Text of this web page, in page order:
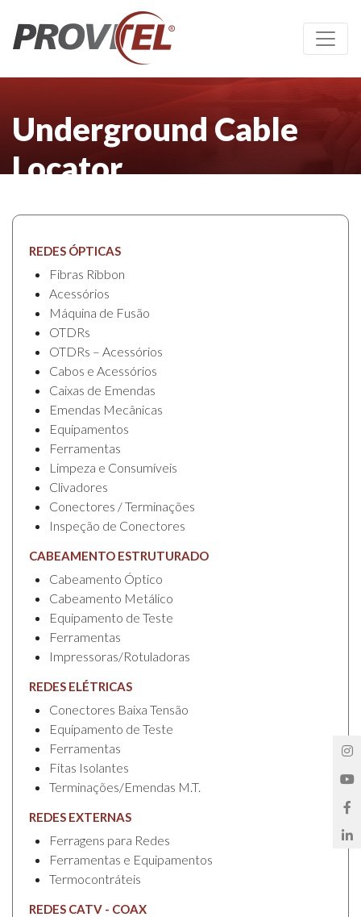
Underground Cable
Locator
REDES ÓPTICAS
Fibras Ribbon
Acessórios
Máquina de Fusão
OTDRs
OTDRs – Acessórios
Cabos e Acessórios
Caixas de Emendas
Emendas Mecânicas
Equipamentos
Ferramentas
Limpeza e Consumíveis
Clivadores
Conectores / Terminações
Inspeção de Conectores
CABEAMENTO ESTRUTURADO
Cabeamento Óptico
Cabeamento Metálico
Equipamento de Teste
Ferramentas
Impressoras/Rotuladoras
REDES ELÉTRICAS
Conectores Baixa Tensão
Equipamento de Teste
Ferramentas
Fitas Isolantes
Terminações/Emendas M.T.
REDES EXTERNAS
Ferragens para Redes
Ferramentas e Equipamentos
Termocontráteis
REDES CATV - COAX